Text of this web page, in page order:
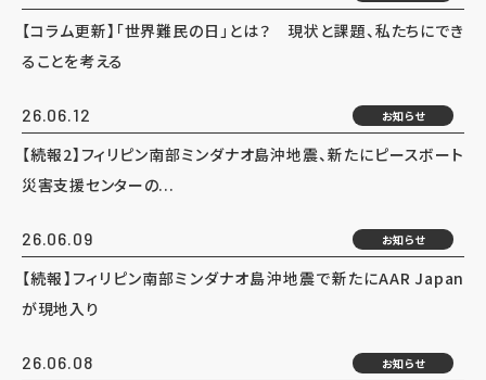
【コラム更新】「世界難民の日」とは？ 現状と課題、私たちにでき
ることを考える
26.06.12 お知らせ
【続報2】フィリピン南部ミンダナオ島沖地震、新たにピースボート
災害支援センターの...
26.06.09 お知らせ
【続報】フィリピン南部ミンダナオ島沖地震で新たにAAR Japan
が現地入り
26.06.08 お知らせ